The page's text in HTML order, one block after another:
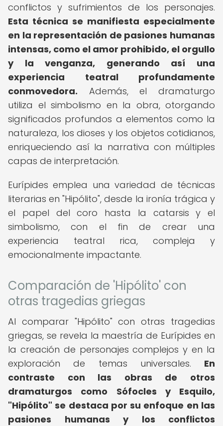
conflictos y sufrimientos de los personajes.
Esta técnica se manifiesta especialmente
en la representación de pasiones humanas
intensas, como el amor prohibido, el orgullo
y la venganza, generando así una
experiencia teatral profundamente
conmovedora. Además, el dramaturgo
utiliza el simbolismo en la obra, otorgando
significados profundos a elementos como la
naturaleza, los dioses y los objetos cotidianos,
enriqueciendo así la narrativa con múltiples
capas de interpretación.
Eurípides emplea una variedad de técnicas
literarias en "Hipólito", desde la ironía trágica y
el papel del coro hasta la catarsis y el
simbolismo, con el fin de crear una
experiencia teatral rica, compleja y
emocionalmente impactante.
Comparación de 'Hipólito' con
otras tragedias griegas
Al comparar "Hipólito" con otras tragedias
griegas, se revela la maestría de Eurípides en
la creación de personajes complejos y en la
exploración de temas universales. En
contraste con las obras de otros
dramaturgos como Sófocles y Esquilo,
"Hipólito" se destaca por su enfoque en las
pasiones humanas y los conflictos